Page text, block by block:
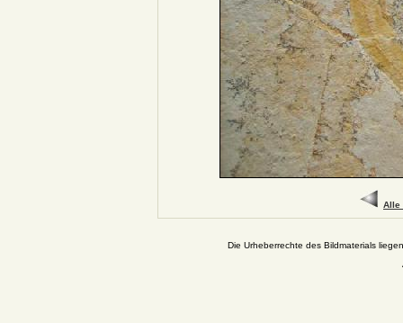
Alle
Die Urheberrechte des Bildmaterials